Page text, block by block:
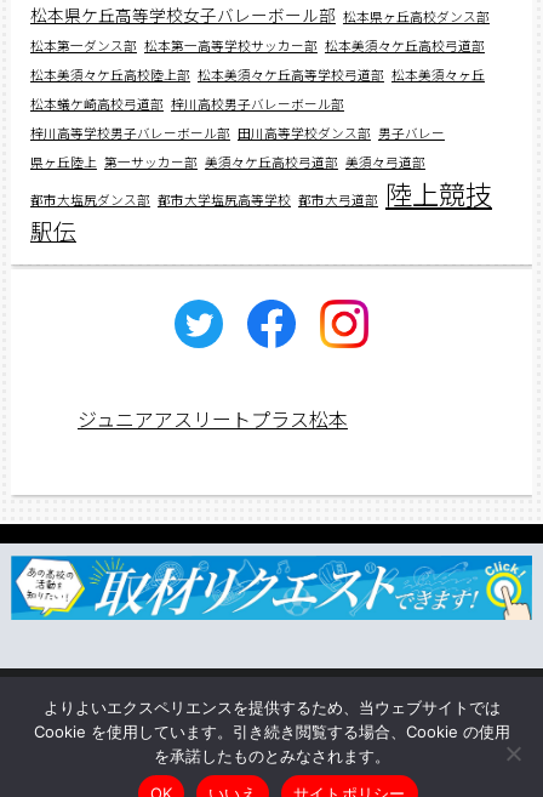
松本県ケ丘高等学校女子バレーボール部 松本県ヶ丘高校ダンス部
松本第一ダンス部 松本第一高等学校サッカー部 松本美須々ケ丘高校弓道部
松本美須々ケ丘高校陸上部 松本美須々ケ丘高等学校弓道部 松本美須々ヶ丘
松本蟻ケ崎高校弓道部 梓川高校男子バレーボール部
梓川高等学校男子バレーボール部 田川高等学校ダンス部 男子バレー
県ヶ丘陸上 第一サッカー部 美須々ケ丘高校弓道部 美須々弓道部
都市大塩尻ダンス部 都市大学塩尻高等学校 都市大弓道部 陸上競技
駅伝
ジュニアアスリートプラス松本
企業情報
Copyright © ジュニアアスリートプラス松本 All rights reserved.
よりよいエクスペリエンスを提供するため、当ウェブサイトでは
Cookie を使用しています。引き続き閲覧する場合、Cookie の使用
を承諾したものとみなされます。
OK
いいえ サイトポリシー